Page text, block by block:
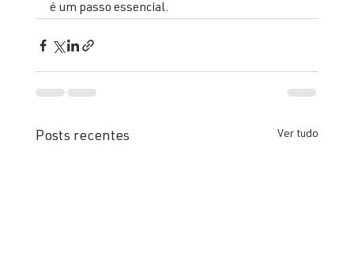
é um passo essencial.
Posts recentes Ver tudo